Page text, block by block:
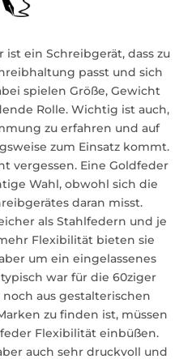
ein Schreibgerät, dass zu
passt und sich
spielen Größe, Gewicht
Rolle. Wichtig ist auch,
zu erfahren und auf
zum Einsatz kommt.
vergessen. Eine Goldfeder
Wahl, obwohl sich die
daran misst.
als Stahlfedern und je
Flexibilität bieten sie
um ein eingelassenes
war für die 60ziger
aus gestalterischen
zu finden ist, müssen
Flexibilität einbüßen.
auch sehr druckvoll und